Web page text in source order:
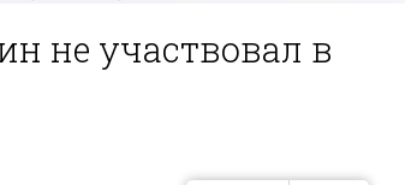
не участвовал в